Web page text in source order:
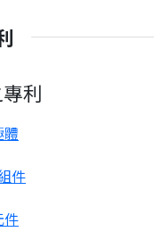
利
體
件
件